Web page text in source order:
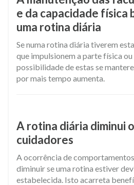
e da capacidade física
uma rotina diária
Se numa rotina diária tiverem
que impulsionem a parte física
possibilidade de estas se
por mais tempo aumenta.
A rotina diária diminui
cuidadores
A ocorrência de
diminuir se uma rotina estiver
estabelecida. Isto acarreta